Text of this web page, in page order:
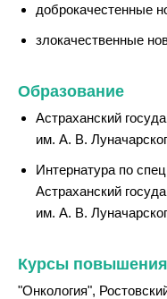
доброкачестенные
злокачественные
Образование
Астраханский
им. А. В.
Интернатура по
Астраханский
им. А. В.
Курсы
"Онкология",